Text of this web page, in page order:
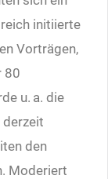
initiierte
Vorträgen,
80
u. a. die
den
Moderiert